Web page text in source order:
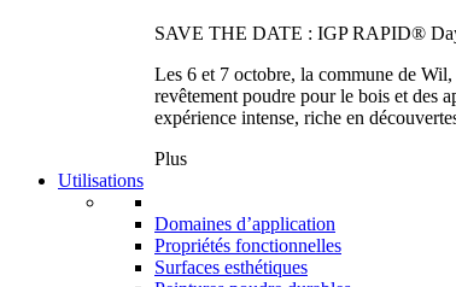
SAVE THE DATE : IGP RAPID®
Les 6 et 7 octobre, la commune de
revêtement poudre pour le bois et des
expérience intense, riche en
Plus
Utilisations
Domaines d’application
Propriétés fonctionnelles
Surfaces esthétiques